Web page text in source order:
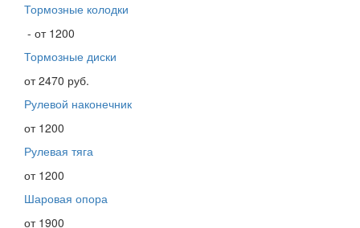
Тормозные колодки
- от 1200
Тормозные диски
от 2470 руб.
Рулевой наконечник
от 1200
Рулевая тяга
от 1200
Шаровая опора
от 1900